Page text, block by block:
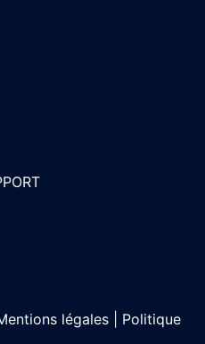
légales |
Politique